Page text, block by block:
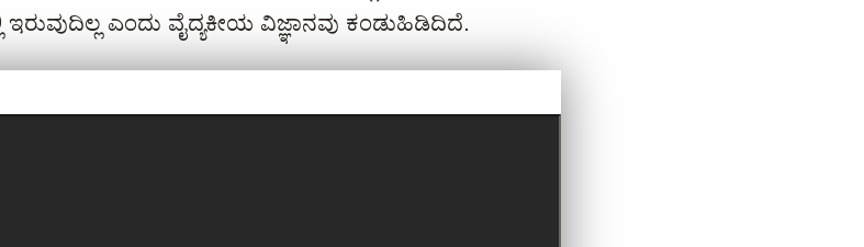
ಎಂದು ವೈದ್ಯಕೀಯ ವಿಜ್ಞಾನವು ಕಂಡುಹಿಡಿದಿದೆ.